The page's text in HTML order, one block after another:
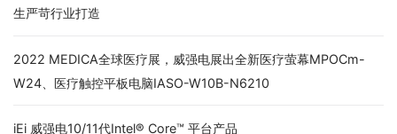
生严苛行业打造
2022 MEDICA全球医疗展，威强电展出全新医疗萤幕MPOCm-
W24、医疗触控平板电脑IASO-W10B-N6210
iEi 威强电10/11代Intel® Core™ 平台产品